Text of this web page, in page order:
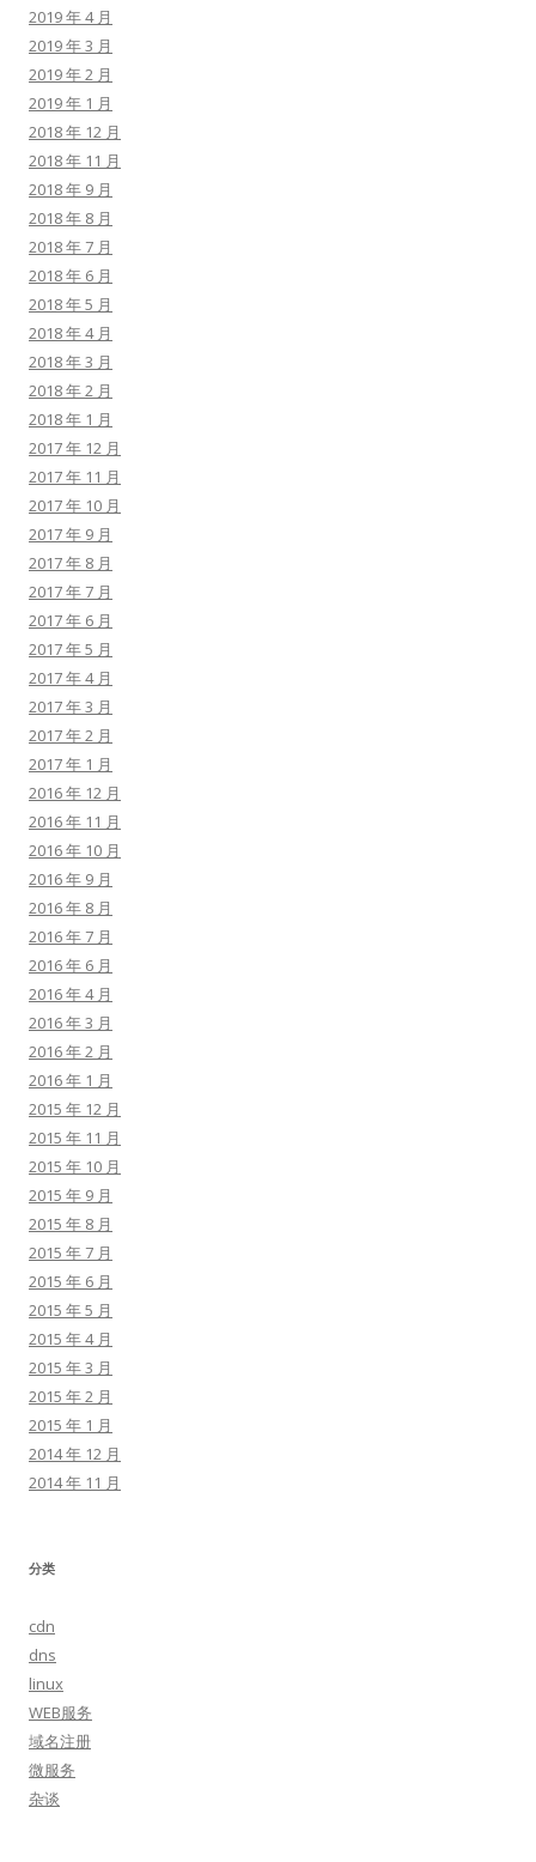
2019 年 4 月
2019 年 3 月
2019 年 2 月
2019 年 1 月
2018 年 12 月
2018 年 11 月
2018 年 9 月
2018 年 8 月
2018 年 7 月
2018 年 6 月
2018 年 5 月
2018 年 4 月
2018 年 3 月
2018 年 2 月
2018 年 1 月
2017 年 12 月
2017 年 11 月
2017 年 10 月
2017 年 9 月
2017 年 8 月
2017 年 7 月
2017 年 6 月
2017 年 5 月
2017 年 4 月
2017 年 3 月
2017 年 2 月
2017 年 1 月
2016 年 12 月
2016 年 11 月
2016 年 10 月
2016 年 9 月
2016 年 8 月
2016 年 7 月
2016 年 6 月
2016 年 4 月
2016 年 3 月
2016 年 2 月
2016 年 1 月
2015 年 12 月
2015 年 11 月
2015 年 10 月
2015 年 9 月
2015 年 8 月
2015 年 7 月
2015 年 6 月
2015 年 5 月
2015 年 4 月
2015 年 3 月
2015 年 2 月
2015 年 1 月
2014 年 12 月
2014 年 11 月
分类
cdn
dns
linux
WEB服务
域名注册
微服务
杂谈